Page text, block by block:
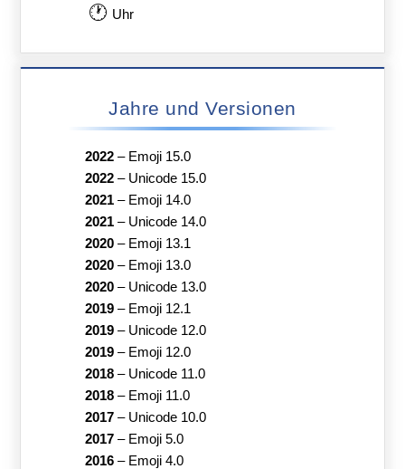
🕐 Uhr
Jahre und Versionen
2022– Emoji 15.0
2022– Unicode 15.0
2021– Emoji 14.0
2021– Unicode 14.0
2020– Emoji 13.1
2020– Emoji 13.0
2020– Unicode 13.0
2019– Emoji 12.1
2019– Unicode 12.0
2019– Emoji 12.0
2018– Unicode 11.0
2018– Emoji 11.0
2017– Unicode 10.0
2017– Emoji 5.0
2016– Emoji 4.0